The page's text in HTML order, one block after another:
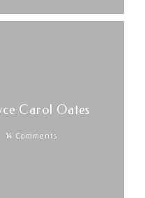
Carol Oates
14 Comments